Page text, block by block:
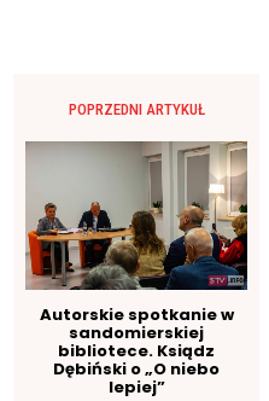
POPRZEDNI ARTYKUŁ
Autorskie spotkanie w
sandomierskiej
bibliotece. Ksiądz
Dębiński o „O niebo
lepiej”